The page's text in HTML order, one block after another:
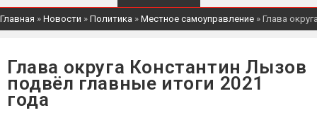
Главная » Новости » Политика » Местное самоуправление » Глава
Глава округа Константин Лызов
подвёл главные итоги 2021
года